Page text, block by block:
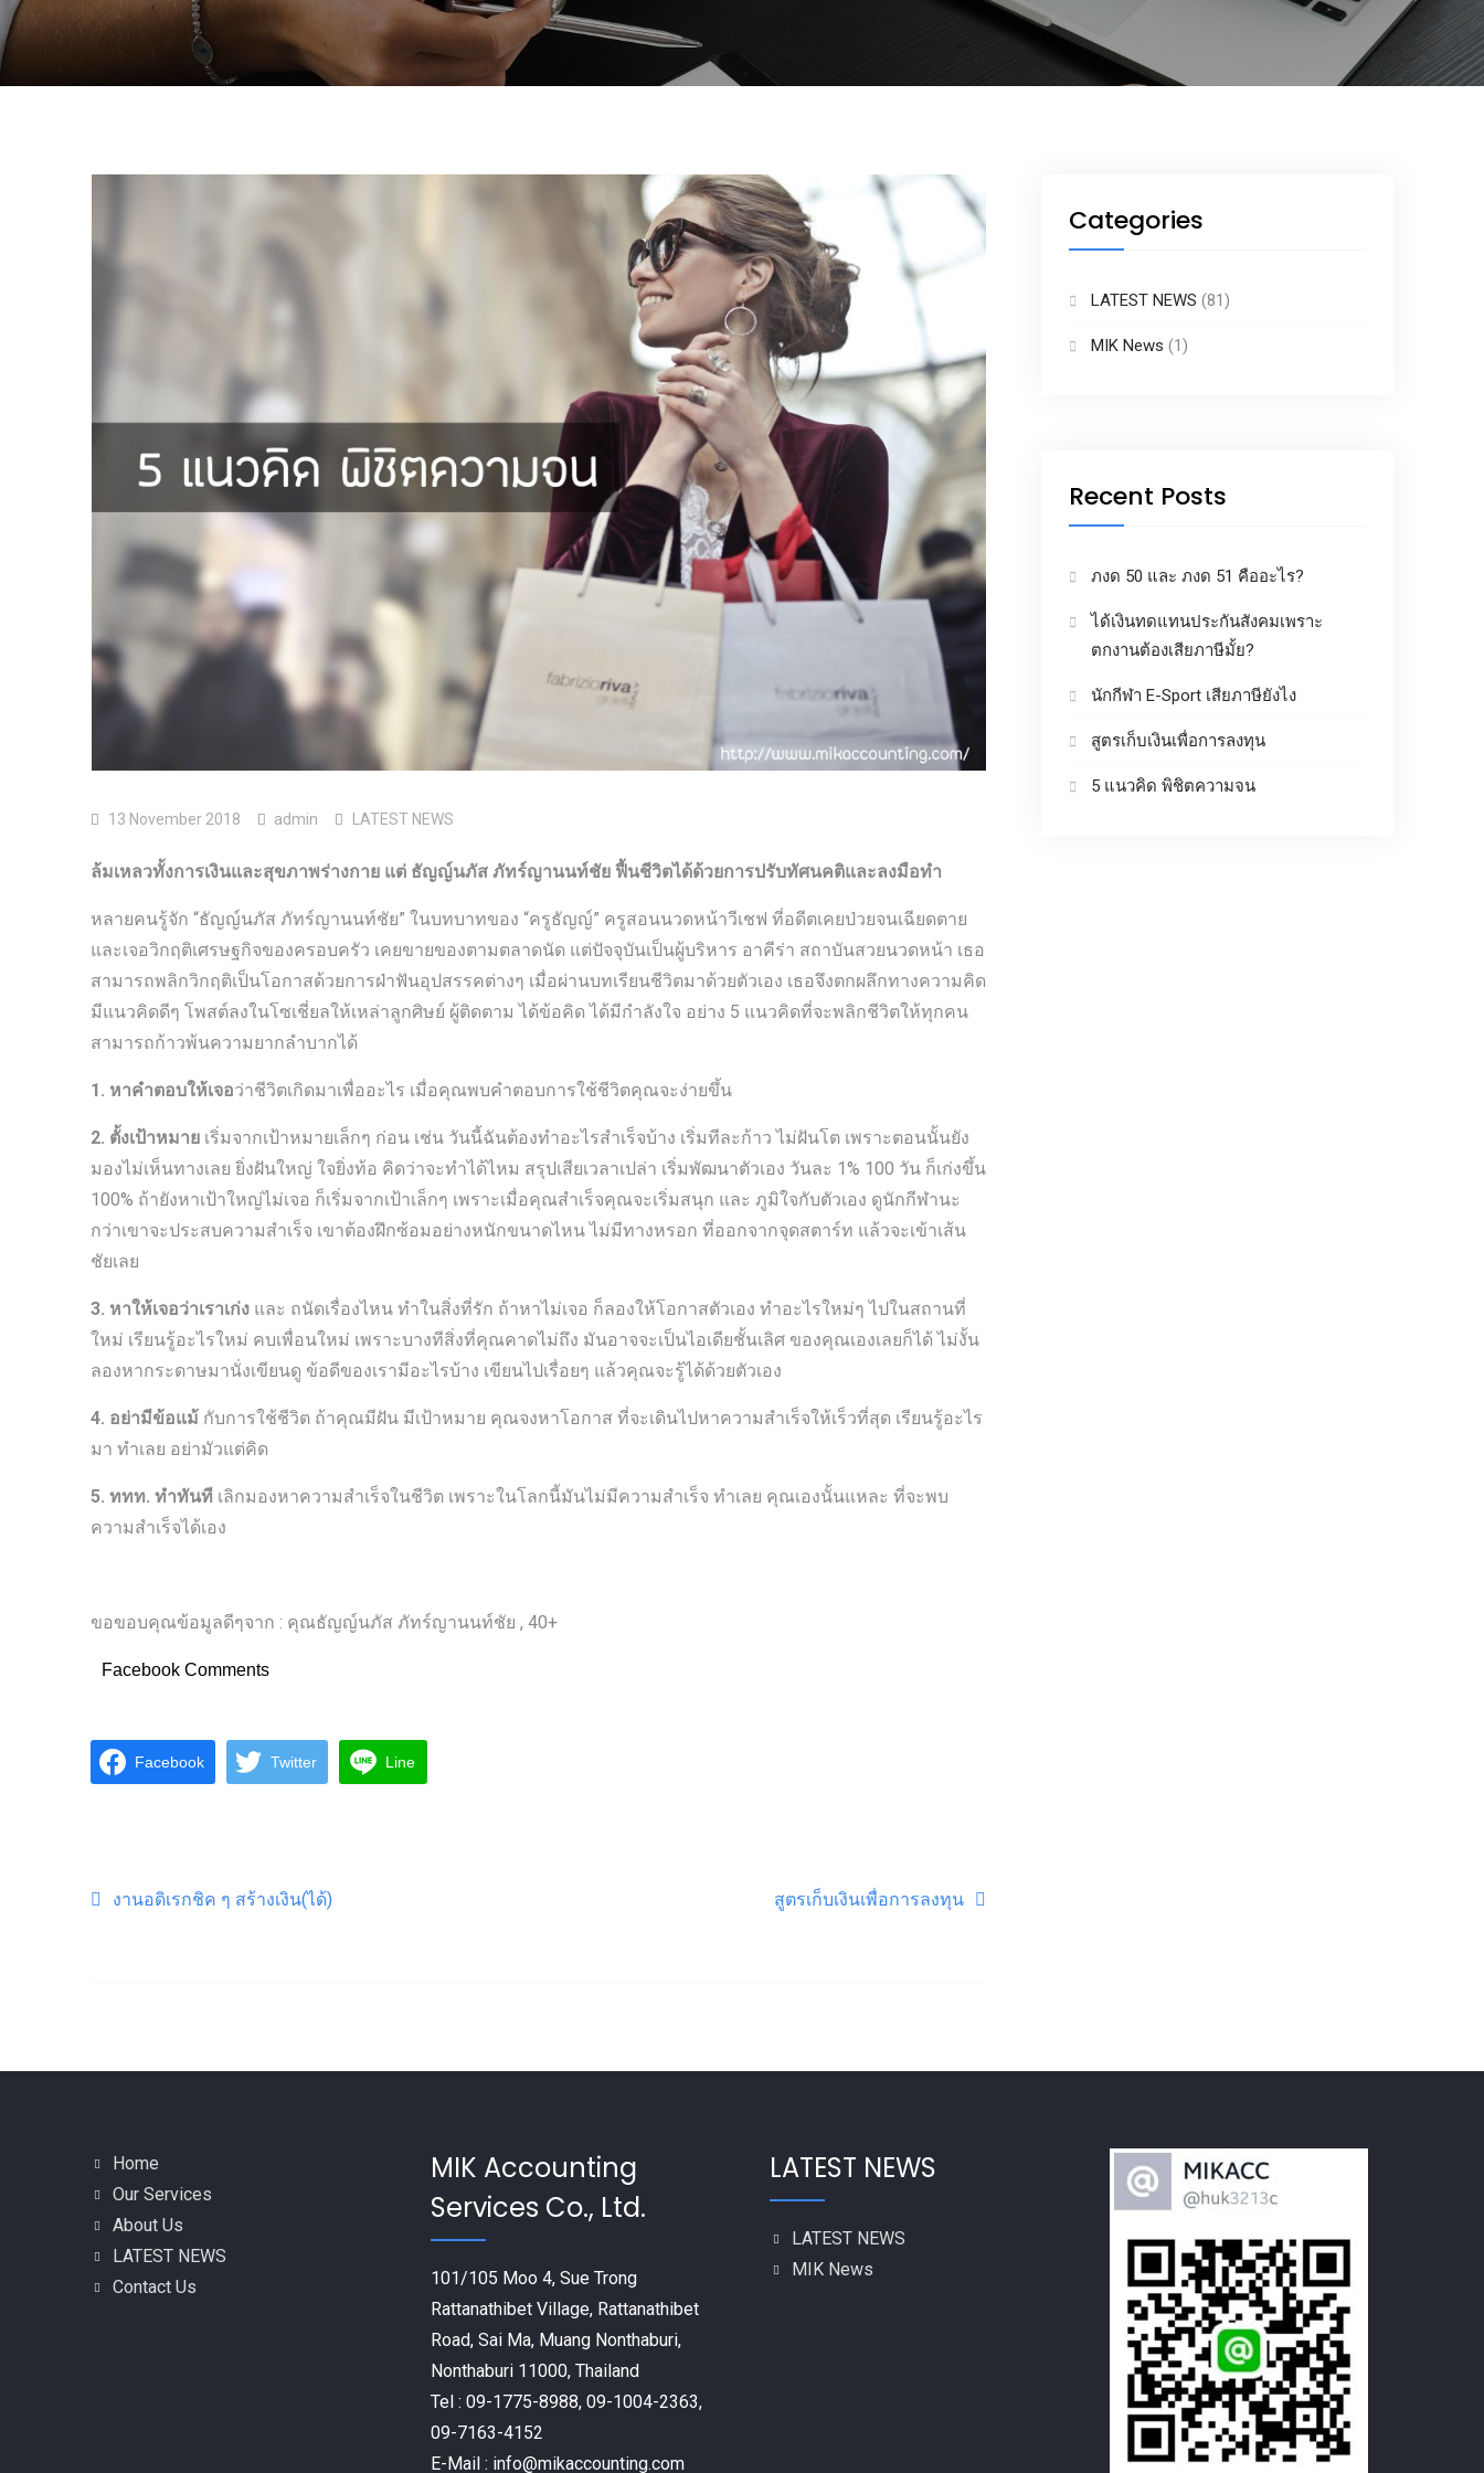
13 November 2018 admin LATEST NEWS
ล้มเหลวทั้งการเงินและสุขภาพร่างกาย แต่ ธัญญ์นภัส ภัทร์ญานนท์ชัย ฟื้นชีวิตได้ด้วยการปรับทัศนคติและลงมือทำ
หลายคนรู้จัก “ธัญญ์นภัส ภัทร์ญานนท์ชัย” ในบทบาทของ “ครูธัญญ์” ครูสอนนวดหน้าวีเชฟ ที่อดีตเคยป่วยจนเฉียดตาย
และเจอวิกฤติเศรษฐกิจของครอบครัว เคยขายของตามตลาดนัด แต่ปัจจุบันเป็นผู้บริหาร อาคีร่า สถาบันสวยนวดหน้า เธอ
สามารถพลิกวิกฤติเป็นโอกาสด้วยการฝ่าฟันอุปสรรคต่างๆ เมื่อผ่านบทเรียนชีวิตมาด้วยตัวเอง เธอจึงตกผลึกทางความคิด
มีแนวคิดดีๆ โพสต์ลงในโซเชี่ยลให้เหล่าลูกศิษย์ ผู้ติดตาม ได้ข้อคิด ได้มีกำลังใจ อย่าง 5 แนวคิดที่จะพลิกชีวิตให้ทุกคน
สามารถก้าวพ้นความยากลำบากได้
1. หาคำตอบให้เจอว่าชีวิตเกิดมาเพื่ออะไร เมื่อคุณพบคำตอบการใช้ชีวิตคุณจะง่ายขึ้น
2. ตั้งเป้าหมาย เริ่มจากเป้าหมายเล็กๆ ก่อน เช่น วันนี้ฉันต้องทำอะไรสำเร็จบ้าง เริ่มทีละก้าว ไม่ฝันโต เพราะตอนนั้นยัง
มองไม่เห็นทางเลย ยิ่งฝันใหญ่ ใจยิ่งท้อ คิดว่าจะทำได้ไหม สรุปเสียเวลาเปล่า เริ่มพัฒนาตัวเอง วันละ 1% 100 วัน ก็เก่งขึ้น
100% ถ้ายังหาเป้าใหญ่ไม่เจอ ก็เริ่มจากเป้าเล็กๆ เพราะเมื่อคุณสำเร็จคุณจะเริ่มสนุก และ ภูมิใจกับตัวเอง ดูนักกีฬานะ
กว่าเขาจะประสบความสำเร็จ เขาต้องฝึกซ้อมอย่างหนักขนาดไหน ไม่มีทางหรอก ที่ออกจากจุดสตาร์ท แล้วจะเข้าเส้น
ชัยเลย
3. หาให้เจอว่าเราเก่ง และ ถนัดเรื่องไหน ทำในสิ่งที่รัก ถ้าหาไม่เจอ ก็ลองให้โอกาสตัวเอง ทำอะไรใหม่ๆ ไปในสถานที่
ใหม่ เรียนรู้อะไรใหม่ คบเพื่อนใหม่ เพราะบางทีสิ่งที่คุณคาดไม่ถึง มันอาจจะเป็นไอเดียชั้นเลิศ ของคุณเองเลยก็ได้ ไม่งั้น
ลองหากระดาษมานั่งเขียนดู ข้อดีของเรามีอะไรบ้าง เขียนไปเรื่อยๆ แล้วคุณจะรู้ได้ด้วยตัวเอง
4. อย่ามีข้อแม้ กับการใช้ชีวิต ถ้าคุณมีฝัน มีเป้าหมาย คุณจงหาโอกาส ที่จะเดินไปหาความสำเร็จให้เร็วที่สุด เรียนรู้อะไร
มา ทำเลย อย่ามัวแต่คิด
5. ททท. ทำทันที เลิกมองหาความสำเร็จในชีวิต เพราะในโลกนี้มันไม่มีความสำเร็จ ทำเลย คุณเองนั้นแหละ ที่จะพบ
ความสำเร็จได้เอง
ขอขอบคุณข้อมูลดีๆจาก : คุณธัญญ์นภัส ภัทร์ญานนท์ชัย , 40+
Facebook Comments
Facebook Twitter Line
Post navigation
งานอดิเรกชิค ๆ สร้างเงิน(ได้) สูตรเก็บเงินเพื่อการลงทุน
Categories
LATEST NEWS (81)
MIK News (1)
Recent Posts
ภงด 50 และ ภงด 51 คืออะไร?
ได้เงินทดแทนประกันสังคมเพราะ
ตกงานต้องเสียภาษีมั้ย?
นักกีฬา E-Sport เสียภาษียังไง
สูตรเก็บเงินเพื่อการลงทุน
5 แนวคิด พิชิตความจน
Home
Our Services
About Us
LATEST NEWS
Contact Us
MIK Accounting
Services Co., Ltd.
101/105 Moo 4, Sue Trong
Rattanathibet Village, Rattanathibet
Road, Sai Ma, Muang Nonthaburi,
Nonthaburi 11000, Thailand
Tel : 09-1775-8988, 09-1004-2363,
09-7163-4152
E-Mail : info@mikaccounting.com
LATEST NEWS
LATEST NEWS
MIK News